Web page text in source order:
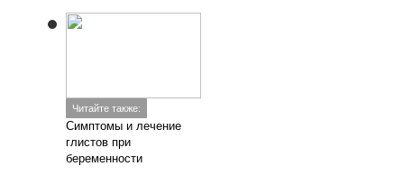
Читайте также:
Симптомы и лечение
глистов при
беременности